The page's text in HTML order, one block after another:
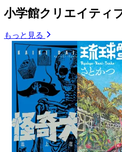
小学館クリエイティ
もっと見る